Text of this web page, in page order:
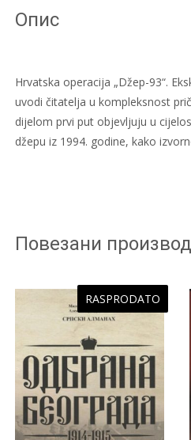
Опис
Hrvatska operacija „Džep-93“.
uvodi čitatelja u kompleksnost
dijelom prvi put objevljuju u
džepu iz 1994. godine, kako
Повезани
RASPRODATO